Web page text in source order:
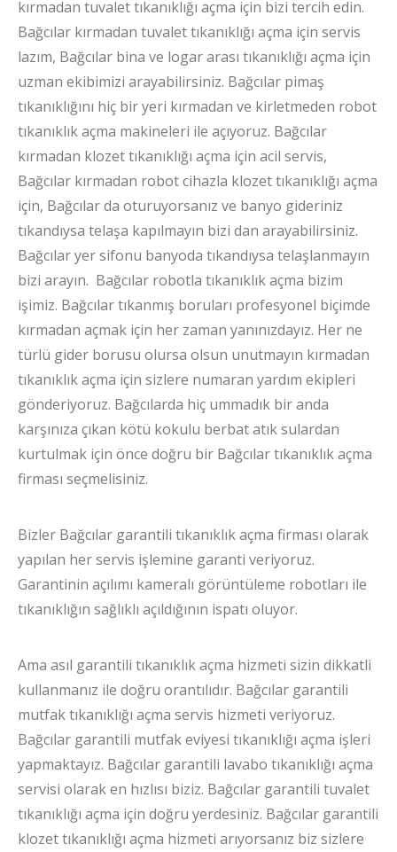
kırmadan tuvalet tıkanıklığı açma için bizi tercih edin.
Bağcılar kırmadan tuvalet tıkanıklığı açma için servis
lazım, Bağcılar bina ve logar arası tıkanıklığı açma için
uzman ekibimizi arayabilirsiniz. Bağcılar pimaş
tıkanıklığını hiç bir yeri kırmadan ve kirletmeden robot
tıkanıklık açma makineleri ile açıyoruz. Bağcılar
kırmadan klozet tıkanıklığı açma için acil servis,
Bağcılar kırmadan robot cihazla klozet tıkanıklığı açma
için, Bağcılar da oturuyorsanız ve banyo gideriniz
tıkandıysa telaşa kapılmayın bizi dan arayabilirsiniz.
Bağcılar yer sifonu banyoda tıkandıysa telaşlanmayın
bizi arayın. Bağcılar robotla tıkanıklık açma bizim
işimiz. Bağcılar tıkanmış boruları profesyonel biçimde
kırmadan açmak için her zaman yanınızdayız. Her ne
türlü gider borusu olursa olsun unutmayın kırmadan
tıkanıklık açma için sizlere numaran yardım ekipleri
gönderiyoruz. Bağcılarda hiç ummadık bir anda
karşınıza çıkan kötü kokulu berbat atık sulardan
kurtulmak için önce doğru bir Bağcılar tıkanıklık açma
firması seçmelisiniz.
Bizler Bağcılar garantili tıkanıklık açma firması olarak
yapılan her servis işlemine garanti veriyoruz.
Garantinin açılımı kameralı görüntüleme robotları ile
tıkanıklığın sağlıklı açıldığının ispatı oluyor.
Ama asıl garantili tıkanıklık açma hizmeti sizin dikkatli
kullanmanız ile doğru orantılıdır. Bağcılar garantili
mutfak tıkanıklığı açma servis hizmeti veriyoruz.
Bağcılar garantili mutfak eviyesi tıkanıklığı açma işleri
yapmaktayız. Bağcılar garantili lavabo tıkanıklığı açma
servisi olarak en hızlısı biziz. Bağcılar garantili tuvalet
tıkanıklığı açma için doğru yerdesiniz. Bağcılar garantili
klozet tıkanıklığı açma hizmeti arıyorsanız biz sizlere